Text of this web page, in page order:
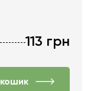
113 грн